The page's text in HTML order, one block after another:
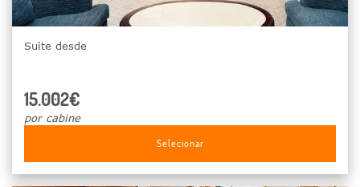
Suite desde
15.002€
por cabine
Selecionar